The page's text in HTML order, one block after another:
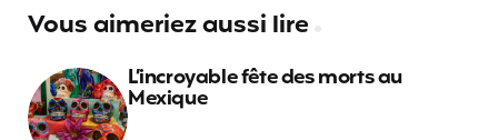
Vous aimeriez aussi lire
L’incroyable fête des morts au
Mexique